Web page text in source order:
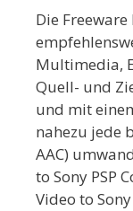
Die Freeware
Multimedia,
Quell- und
und mit
nahezu jede
AAC)
to Sony PSP
Video to